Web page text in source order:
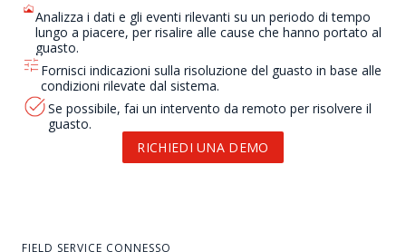
Analizza i dati e gli eventi rilevanti su un periodo di tempo
lungo a piacere, per risalire alle cause che hanno portato al
guasto.
Fornisci indicazioni sulla risoluzione del guasto in base alle
condizioni rilevate dal sistema.
Se possibile, fai un intervento da remoto per risolvere il
guasto.
RICHIEDI UNA DEMO
FIELD SERVICE CONNESSO